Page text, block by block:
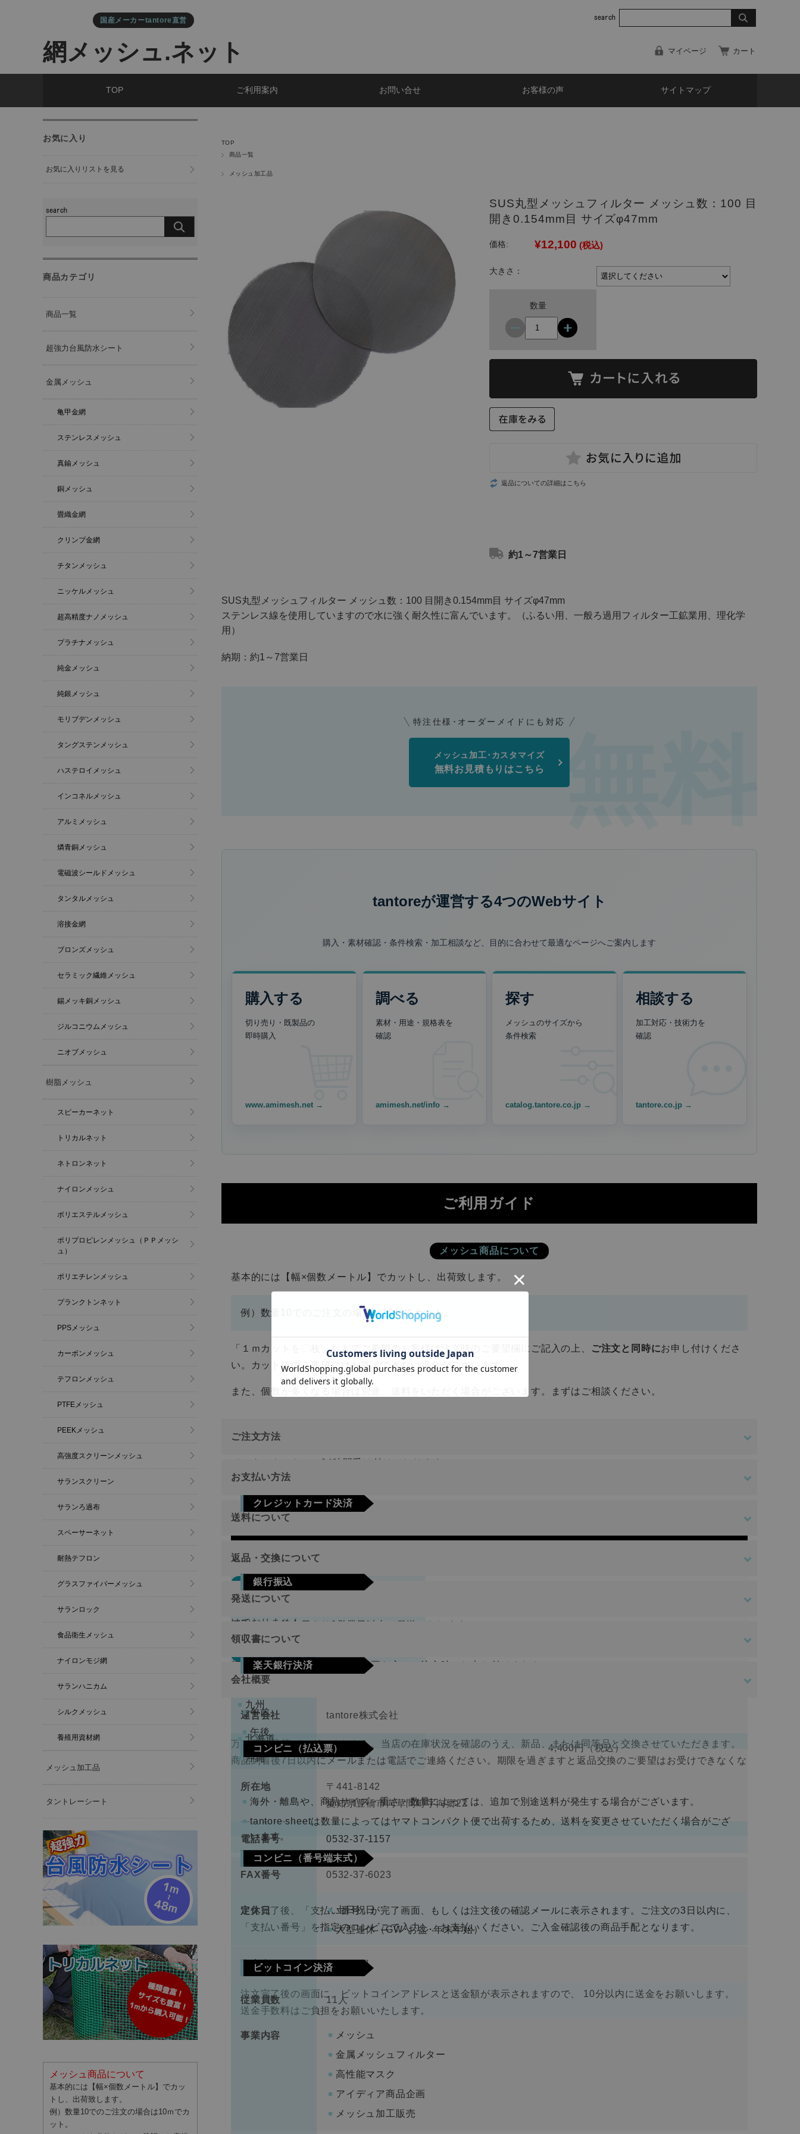
網メッシュ.ネット
国産メーカーtantore直営
マイページ カート
TOP ご利用案内 お問い合せ お客様の声 サイトマップ
TOP
商品一覧
メッシュ加工品
SUS丸型メッシュフィルター メッシュ数：100 目
開き0.154mm目 サイズφ47mm
価格: ¥12,100 (税込)
大きさ：
数量
返品についての詳細はこちら
約1～7営業日
SUS丸型メッシュフィルター メッシュ数：100 目開き0.154mm目 サイズφ47mm
ステンレス線を使用していますので水に強く耐久性に富んでいます。（ふるい用、一般ろ過用フィルター工鉱業用、理化学
用）
納期：約1～7営業日
メッシュ加工･カスタマイズ
無料お見積もりはこちら
特注仕様･オーダーメイドにも対応
tantoreが運営する4つのWebサイト
購入・素材確認・条件検索・加工相談など、目的に合わせて最適なページへご案内します
購入する
切り売り・既製品の
即時購入
www.amimesh.net →
調べる
素材・用途・規格表を
確認
amimesh.net/info →
探す
メッシュのサイズから
条件検索
catalog.tantore.co.jp →
相談する
加工対応・技術力を
確認
tantore.co.jp →
ご利用ガイド
メッシュ商品について
基本的には【幅×個数メートル】でカットし、出荷致します。
例）数量10でのご注文の場合は10ｍでカット。
「１ｍカットを〇枚」などでご希望のお客様は注文時のご要望欄にご記入の上、 ご注文と同時にお申し付けくださ
い。カット後のご要望にはお答えできない場合がございます。
また、個数が多くなる場合は別途、送料をいただく場合がございます。まずはご相談ください。
ご注文方法
インターネットにて24時間受け付けております。
お支払い方法
クレジットカード決済
Visa Mastercard JCB AMEX Diners
銀行振込
金確認後から4～5日営業日以内の商品手配となります。手数料はご負担をお願いいたします。
楽天銀行決済
ください。手数料はご負担をお願いいたします。
コンビニ（払込票）
コンビニ払込票が郵送で届きます。決済依頼日より6日以内にご入金をお願い致します。ご入金確認後の商品手
配となります。
コンビニ（番号端末式）
注文完了後、「支払い番号」が完了画面、もしくは注文後の確認メールに表示されます。ご注文の3日以内に、
「支払い番号」を指定のコンビニで入力し、お支払いください。ご入金確認後の商品手配となります。
ビットコイン決済
注文完了後の画面に、ビットコインアドレスと送金額が表示されますので、 10分以内に送金をお願いします。
送金手数料はご負担をお願いいたします。
送料について
地域
東北
関東
近畿
中国
四国
九州
北海道
沖縄
4,400円（税込）
海外・離島や、商品サイズ・重さ・数量によっては、追加で別途送料が発生する場合がございます。
tantore sheetは数量によってはヤマトコンパクト便で出荷するため、送料を変更させていただく場合がござ
います。
返品・交換について
返品期限･条件
切り売り商品やメーカー取り寄せ商品の場合、著しく商品に欠陥がある場合を除き、原則として返品交換を受け付
けておりません。
切り売り商品やメーカー取り寄せ商品の場合、著しく商品に欠陥がある場合を除き、原則として返品交換を受け付
不良品
万一不良品等がございましたら、当店の在庫状況を確認のうえ、新品、または同等品と交換させていただきます。
商品到着後7日以内にメールまたは電話でご連絡ください。期限を過ぎますと返品交換のご要望はお受けできなくな
発送について
原則として注文日より2営業日以内に発送いたします。
下記の選択肢からご希望の配送時間をご指定頂けます。
午前
午後
領収書について
領収書（納品書、請求書）が必要な方はご注文時にお申し付けください。
会社概要
運営会社 tantore株式会社
代表取締役 中河原 毅
所在地
〒441-8142
愛知県豊橋市向草間町字向郷22
電話番号 0532-37-1157
FAX番号 0532-37-6023
定休日
土日祝日
大型連休（GW･お盆･年末年始）
資本金 1000万円
従業員数 11人
事業内容
メッシュ
金属メッシュフィルター
高性能マスク
アイディア商品企画
メッシュ加工販売
お気に入り
お気に入りリストを見る
商品カテゴリ
商品一覧
超強力台風防水シート
金属メッシュ
亀甲金網
ステンレスメッシュ
真鍮メッシュ
銅メッシュ
畳織金網
クリンプ金網
チタンメッシュ
ニッケルメッシュ
超高精度ナノメッシュ
プラチナメッシュ
純金メッシュ
純銀メッシュ
モリブデンメッシュ
タングステンメッシュ
ハステロイメッシュ
インコネルメッシュ
アルミメッシュ
燐青銅メッシュ
電磁波シールドメッシュ
タンタルメッシュ
溶接金網
ブロンズメッシュ
セラミック繊維メッシュ
錫メッキ銅メッシュ
ジルコニウムメッシュ
ニオブメッシュ
樹脂メッシュ
スピーカーネット
トリカルネット
ネトロンネット
ナイロンメッシュ
ポリエステルメッシュ
ポリプロピレンメッシュ（ＰＰメッシ
ュ）
ポリエチレンメッシュ
プランクトンネット
PPSメッシュ
カーボンメッシュ
テフロンメッシュ
PTFEメッシュ
PEEKメッシュ
高強度スクリーンメッシュ
サランスクリーン
サランろ過布
スペーサーネット
耐熱テフロン
グラスファイバーメッシュ
サランロック
食品衛生メッシュ
ナイロンモジ網
サランハニカム
シルクメッシュ
養殖用資材網
メッシュ加工品
タントレーシート
メッシュ商品について
基本的には【幅×個数メートル】でカッ
トし、出荷致します。
例）数量10でのご注文の場合は10ｍでカ
ット。